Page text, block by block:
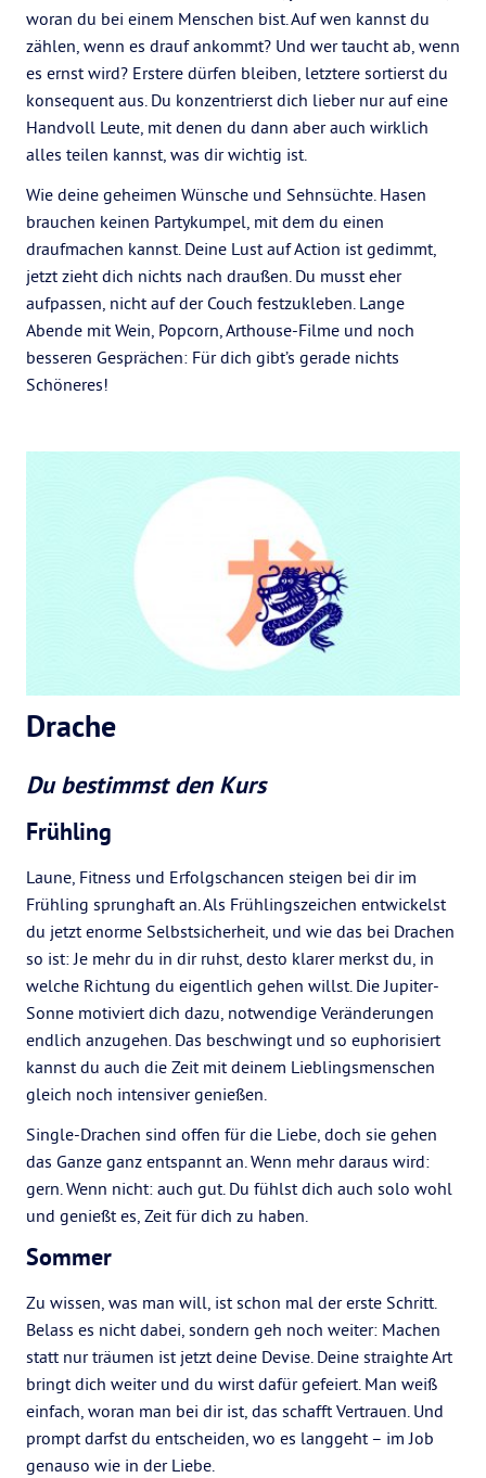
woran du bei einem Menschen bist. Auf wen kannst du
zählen, wenn es drauf ankommt? Und wer taucht ab, wenn
es ernst wird? Erstere dürfen bleiben, letztere sortierst du
konsequent aus. Du konzentrierst dich lieber nur auf eine
Handvoll Leute, mit denen du dann aber auch wirklich
alles teilen kannst, was dir wichtig ist.
Wie deine geheimen Wünsche und Sehnsüchte. Hasen
brauchen keinen Partykumpel, mit dem du einen
draufmachen kannst. Deine Lust auf Action ist gedimmt,
jetzt zieht dich nichts nach draußen. Du musst eher
aufpassen, nicht auf der Couch festzukleben. Lange
Abende mit Wein, Popcorn, Arthouse-Filme und noch
besseren Gesprächen: Für dich gibt’s gerade nichts
Schöneres!
Drache
Du bestimmst den Kurs
Frühling
Laune, Fitness und Erfolgschancen steigen bei dir im
Frühling sprunghaft an. Als Frühlingszeichen entwickelst
du jetzt enorme Selbstsicherheit, und wie das bei Drachen
so ist: Je mehr du in dir ruhst, desto klarer merkst du, in
welche Richtung du eigentlich gehen willst. Die Jupiter-
Sonne motiviert dich dazu, notwendige Veränderungen
endlich anzugehen. Das beschwingt und so euphorisiert
kannst du auch die Zeit mit deinem Lieblingsmenschen
gleich noch intensiver genießen.
Single-Drachen sind offen für die Liebe, doch sie gehen
das Ganze ganz entspannt an. Wenn mehr daraus wird:
gern. Wenn nicht: auch gut. Du fühlst dich auch solo wohl
und genießt es, Zeit für dich zu haben.
Sommer
Zu wissen, was man will, ist schon mal der erste Schritt.
Belass es nicht dabei, sondern geh noch weiter: Machen
statt nur träumen ist jetzt deine Devise. Deine straighte Art
bringt dich weiter und du wirst dafür gefeiert. Man weiß
einfach, woran man bei dir ist, das schafft Vertrauen. Und
prompt darfst du entscheiden, wo es langgeht – im Job
genauso wie in der Liebe.